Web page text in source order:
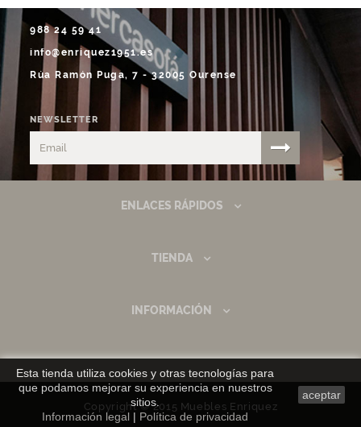
988 24 59 41
info@enriquez1951.es
Rúa Ramón Puga, 7 - 32005 Ourense
NEWSLETTER
ENLACES RÁPIDOS
TIENDA
INFORMACIÓN
Esta tienda utiliza cookies y otras tecnologías para
que podamos mejorar su experiencia en nuestros
sitios.
Información legal | Política de privacidad
aceptar
Copyright © 2015 Muebles Enriquez